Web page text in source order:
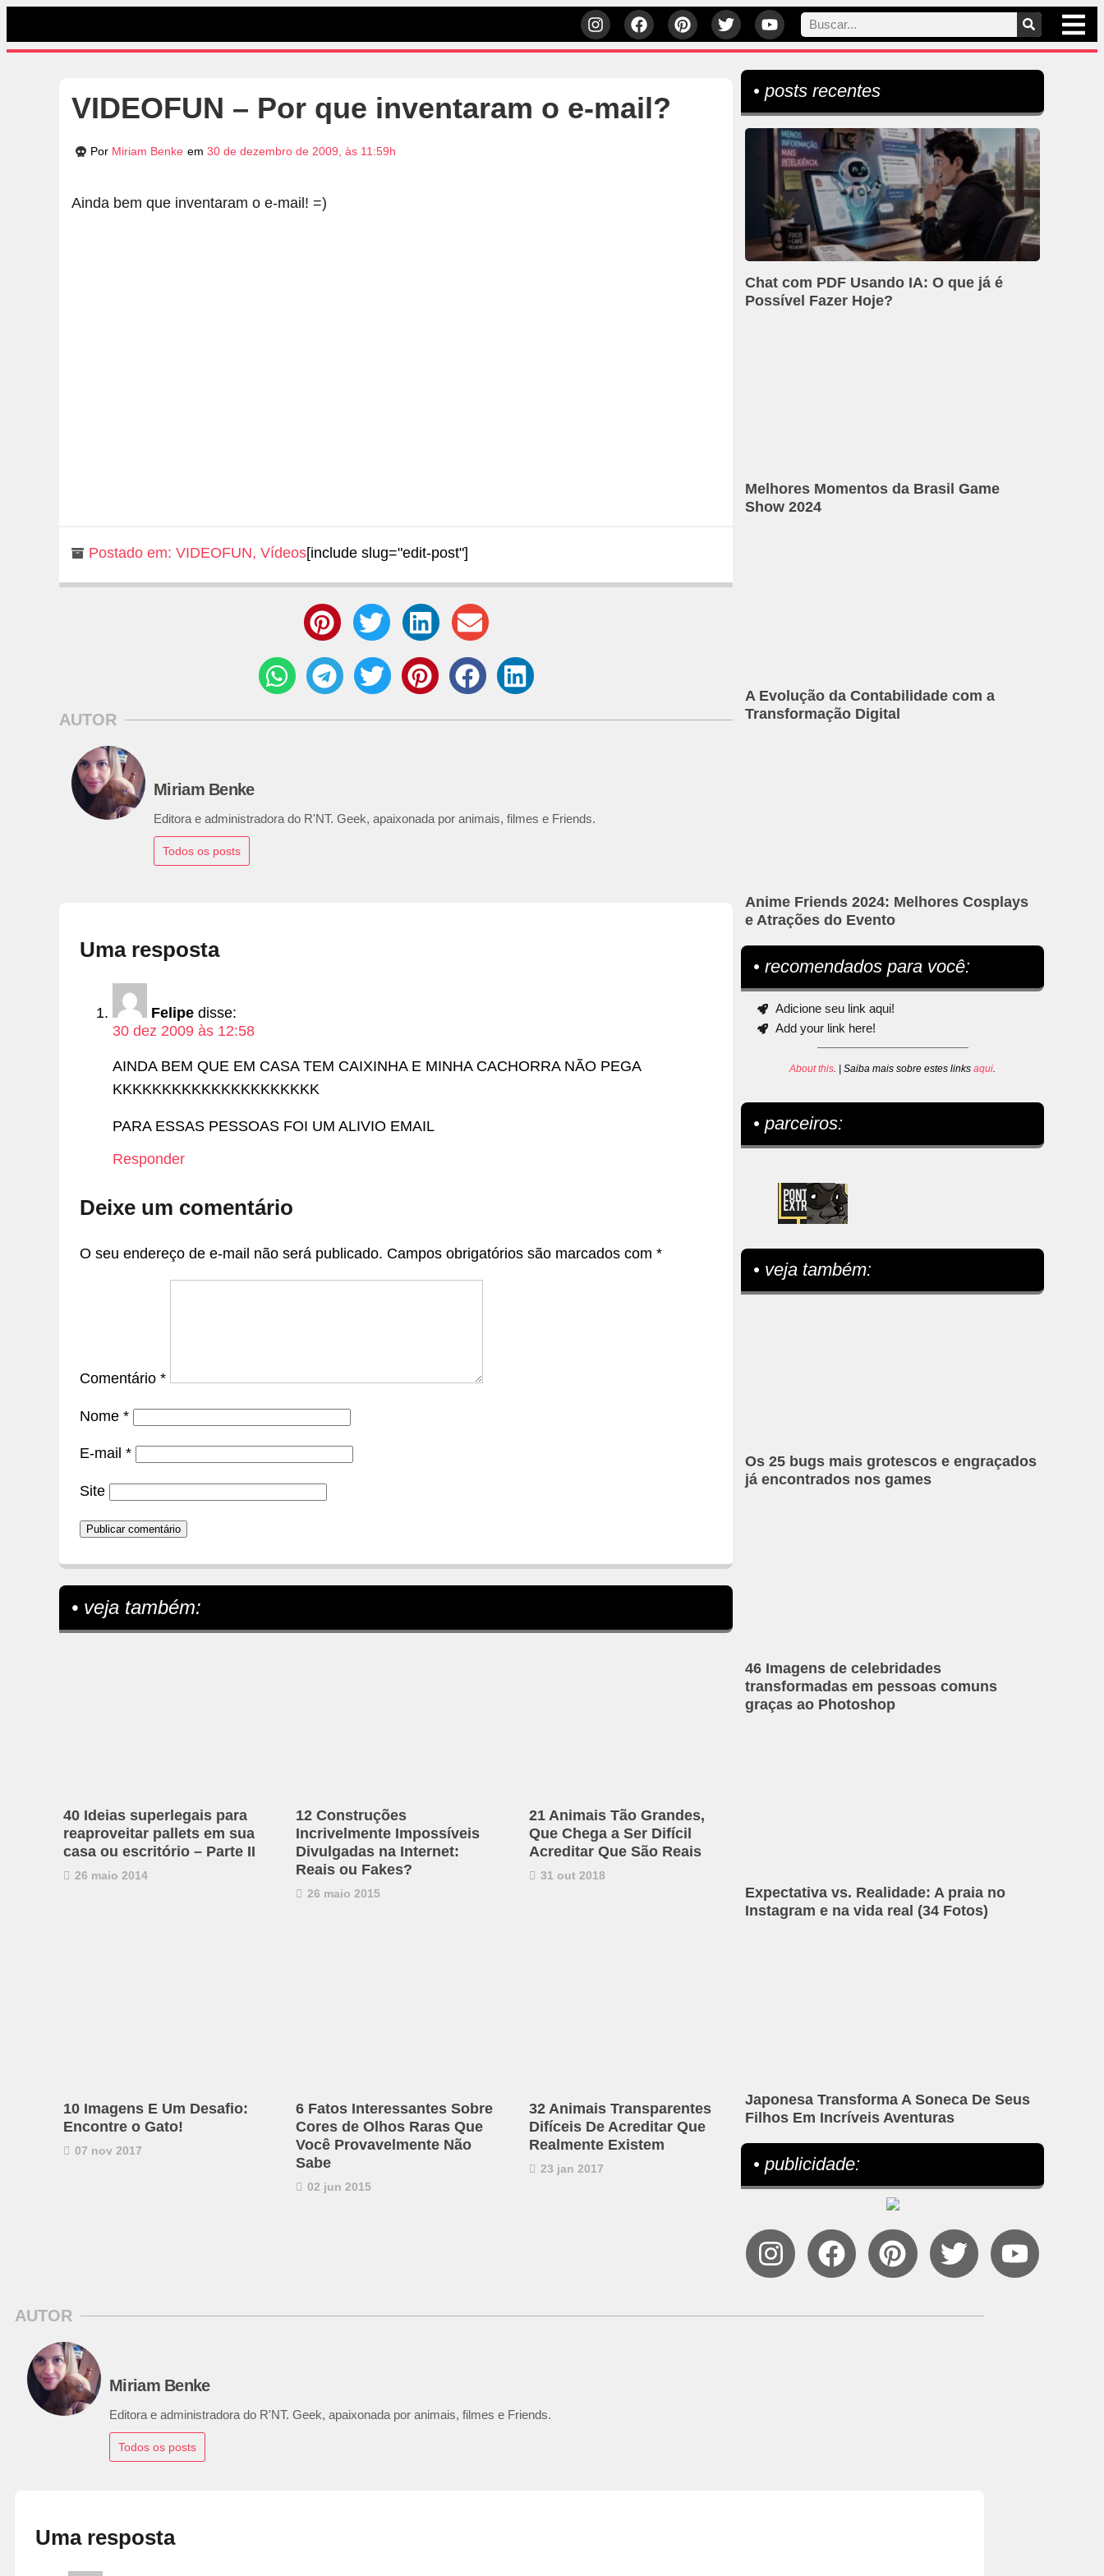
VIDEOFUN – Por que inventaram o e-mail?
Por Miriam Benke em 30 de dezembro de 2009, às 11:59h
Ainda bem que inventaram o e-mail! =)
Postado em: VIDEOFUN, Vídeos[include slug="edit-post"]
AUTOR
Miriam Benke
Editora e administradora do R'NT. Geek, apaixonada por animais, filmes e Friends.
Todos os posts
Uma resposta
Felipe disse:
30 dez 2009 às 12:58
AINDA BEM QUE EM CASA TEM CAIXINHA E MINHA CACHORRA NÃO PEGA
KKKKKKKKKKKKKKKKKKKKK
PARA ESSAS PESSOAS FOI UM ALIVIO EMAIL
Responder
Deixe um comentário
O seu endereço de e-mail não será publicado. Campos obrigatórios são marcados com *
Comentário *
Nome *
E-mail *
Site
• veja também:
40 Ideias superlegais para
reaproveitar pallets em sua
casa ou escritório – Parte II
26 maio 2014
12 Construções
Incrivelmente Impossíveis
Divulgadas na Internet:
Reais ou Fakes?
26 maio 2015
21 Animais Tão Grandes,
Que Chega a Ser Difícil
Acreditar Que São Reais
31 out 2018
10 Imagens E Um Desafio:
Encontre o Gato!
07 nov 2017
6 Fatos Interessantes Sobre
Cores de Olhos Raras Que
Você Provavelmente Não
Sabe
02 jun 2015
32 Animais Transparentes
Difíceis De Acreditar Que
Realmente Existem
23 jan 2017
• posts recentes
Chat com PDF Usando IA: O que já é
Possível Fazer Hoje?
Melhores Momentos da Brasil Game
Show 2024
A Evolução da Contabilidade com a
Transformação Digital
Anime Friends 2024: Melhores Cosplays
e Atrações do Evento
• recomendados para você:
Adicione seu link aqui!
Add your link here!
About this. | Saiba mais sobre estes linksaqui.
• parceiros:
• veja também:
Os 25 bugs mais grotescos e engraçados
já encontrados nos games
46 Imagens de celebridades
transformadas em pessoas comuns
graças ao Photoshop
Expectativa vs. Realidade: A praia no
Instagram e na vida real (34 Fotos)
Japonesa Transforma A Soneca De Seus
Filhos Em Incríveis Aventuras
• publicidade:
AUTOR
Miriam Benke
Editora e administradora do R'NT. Geek, apaixonada por animais, filmes e Friends.
Todos os posts
Uma resposta